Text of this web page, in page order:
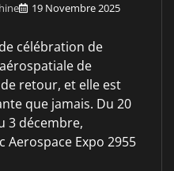
19 Novembre 2025
célébration de
de
retour, et elle est
que jamais. Du 20
3 décembre,
Aerospace Expo 2955